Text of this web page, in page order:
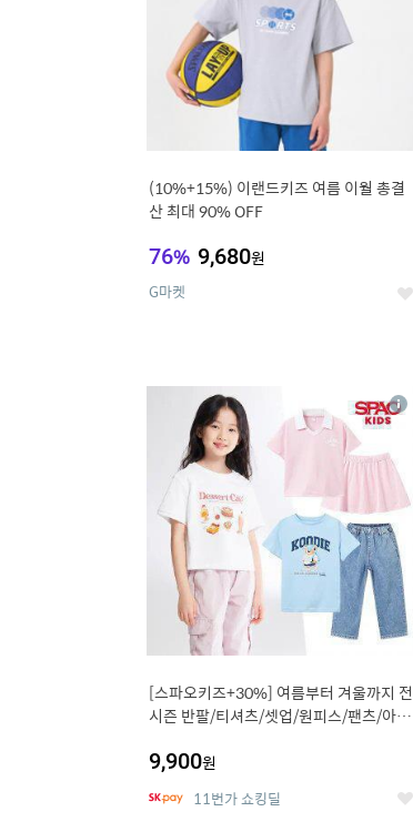
(10%+15%) 이랜드키즈 여름 이월 총결
산 최대 90% OFF
76% 9,680원
G마켓 좋
13
[스파오키즈+30%] 여름부터 겨울까지 전
시즌 반팔/티셔츠/셋업/원피스/팬츠/아우
9,900원
11번가 쇼킹딜 좋
상